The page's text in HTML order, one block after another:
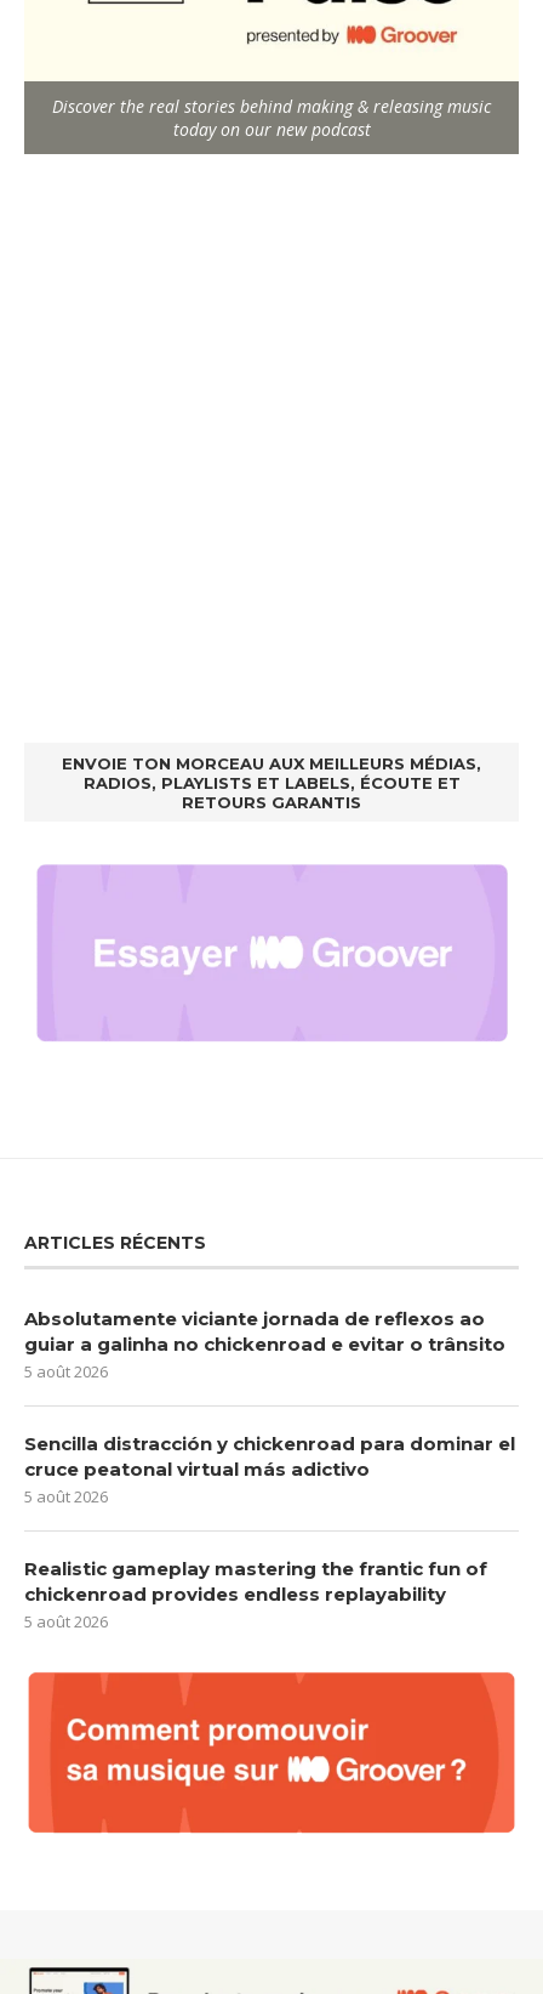
Discover the real stories behind making & releasing music
today on our new podcast
ENVOIE TON MORCEAU AUX MEILLEURS MÉDIAS,
RADIOS, PLAYLISTS ET LABELS, ÉCOUTE ET
RETOURS GARANTIS
ARTICLES RÉCENTS
Absolutamente viciante jornada de reflexos ao
guiar a galinha no chickenroad e evitar o trânsito
5 août 2026
Sencilla distracción y chickenroad para dominar el
cruce peatonal virtual más adictivo
5 août 2026
Realistic gameplay mastering the frantic fun of
chickenroad provides endless replayability
5 août 2026